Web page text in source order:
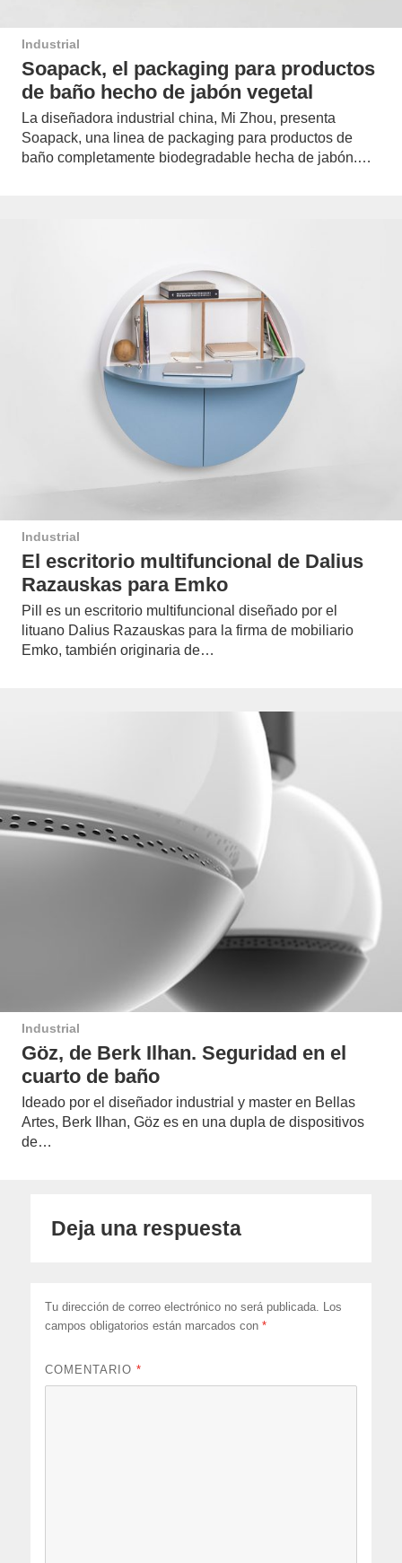
Industrial
Soapack, el packaging para productos
de baño hecho de jabón vegetal
La diseñadora industrial china, Mi Zhou, presenta
Soapack, una linea de packaging para productos de
baño completamente biodegradable hecha de jabón.…
Industrial
El escritorio multifuncional de Dalius
Razauskas para Emko
Pill es un escritorio multifuncional diseñado por el
lituano Dalius Razauskas para la firma de mobiliario
Emko, también originaria de…
Industrial
Göz, de Berk Ilhan. Seguridad en el
cuarto de baño
Ideado por el diseñador industrial y master en Bellas
Artes, Berk Ilhan, Göz es en una dupla de dispositivos
de…
Deja una respuesta
Tu dirección de correo electrónico no será publicada. Los
campos obligatorios están marcados con*
COMENTARIO*